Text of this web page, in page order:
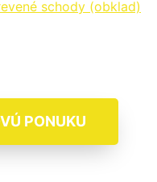
schody (obklad)
PONUKU